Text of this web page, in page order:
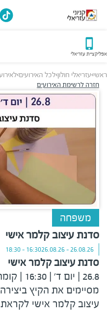
אפליקציית עזריאלי
ראשי>עזריאלי חולון>לכל האירועים>
חזרה לרשימת האירועים
משפחה
סדנת עיצוב קלמר אישי
26.08.26 - 26.08.26
16:30 - 18:30
סדנת עיצוב קלמר אישי
26.8 | יום ד' | 16:30 | קומה 2-
מסיימים את הקיץ
עיצוב קלמר אישי